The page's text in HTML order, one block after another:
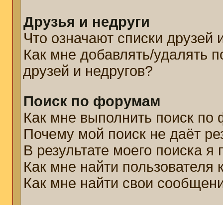
Друзья и недруги
Что означают списки друзей
Как мне добавлять/удалять
друзей и недругов?
Поиск по форумам
Как мне выполнить поиск
Почему мой поиск не даёт
В результате моего поиска
Как мне найти пользователя
Как мне найти свои